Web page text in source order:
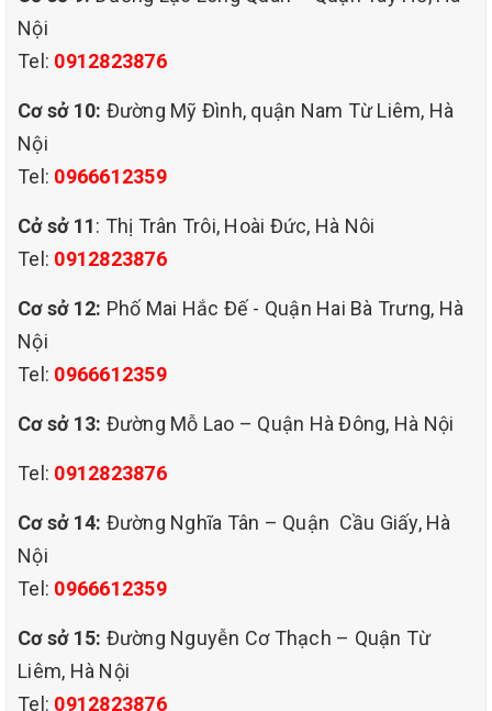
Nhiều người vẫn nghĩ rằng chỉ cần lau qua bề mặt ghế là
đủ. Tuy nhiên, trong thực tế, bên dưới lớp vải, da hoặc nỉ
là nơi ẩn náu của hàng triệu vi khuẩn, bụi mịn và tế bào
chết. Việc giặt ghế định kỳ không chỉ giúp:
Bảo vệ sức khỏe nhân viên khỏi dị ứng, hắt hơi, ngứa da.
chịu.
Kéo dài tuổi thọ ghế, tiết kiệm chi phí thay mới.
Tăng tính thẩm mỹ cho không gian làm việc, tạo ấn
tượng tốt với khách hàng.
Nội
Tel: 0912823876
Cơ sở 10: Đường Mỹ Đình, quận Nam Từ Liêm, Hà
Nội
Tel: 0966612359
Cở sở 11: Thị Trân Trôi, Hoài Đức, Hà Nôi
Tel: 0912823876
Cơ sở 12: Phố Mai Hắc Đế - Quận Hai Bà Trưng, Hà
Nội
Tel: 0966612359
Cơ sở 13: Đường Mỗ Lao – Quận Hà Đông, Hà Nội
Tel: 0912823876
Cơ sở 14: Đường Nghĩa Tân – Quận Cầu Giấy, Hà
Nội
Tel: 0966612359
Cơ sở 15: Đường Nguyễn Cơ Thạch – Quận Từ
Liêm, Hà Nội
Tel: 0912823876